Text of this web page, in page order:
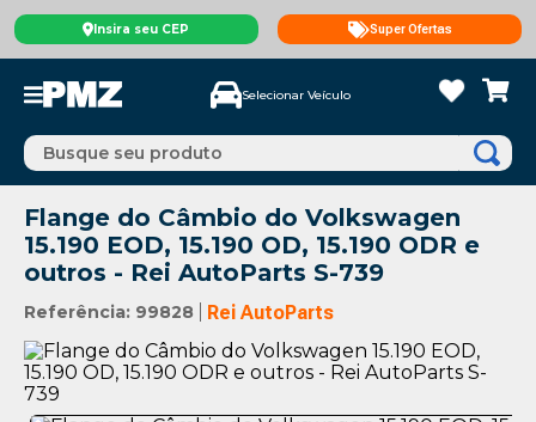
Insira seu CEP Super Ofertas
Selecionar Veículo
Busque seu produto
Flange do Câmbio do Volkswagen
15.190 EOD, 15.190 OD, 15.190 ODR e
outros - Rei AutoParts S-739
Referência: 99828 Rei AutoParts